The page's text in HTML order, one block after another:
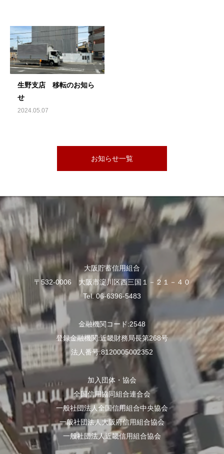
生野支店 移転のお知ら
せ
2024.05.07
お知らせ一覧
大阪貯蓄信用組合
〒532-0006 大阪市淀川区西三国１－２１－４０
Tel. 06-6396-5483
金融機関コード:2548
登録金融機関:近畿財務局長第268号
法人番号:8120005002352
加入団体・協会
全国信用協同組合連合会
一般社団法人全国信用組合中央協会
一般社団法人大阪府信用組合協会
一般社団法人近畿信用組合協会